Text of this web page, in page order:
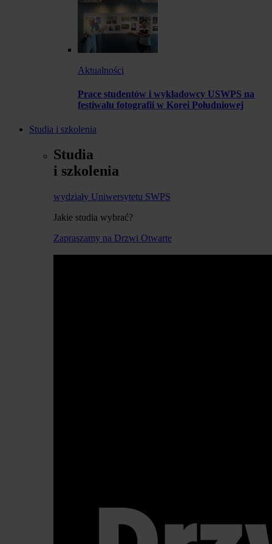
Aktualności
Prace studentów i wykładowcy USWPS na
festiwalu fotografii w Korei Południowej
Studia i szkolenia
Studia
i szkolenia
wydziały Uniwersytetu SWPS
Jakie studia wybrać?
Zapraszamy na Drzwi Otwarte